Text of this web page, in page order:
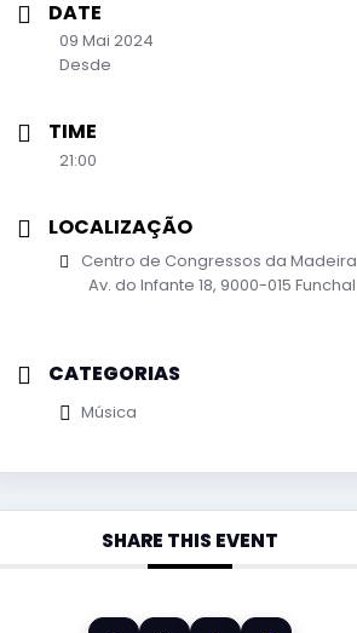
DATE
09 Mai 2024
Desde
TIME
21:00
LOCALIZAÇÃO
Centro de Congressos da Madeira
Av. do Infante 18, 9000-015 Funchal
CATEGORIAS
Música
SHARE THIS EVENT